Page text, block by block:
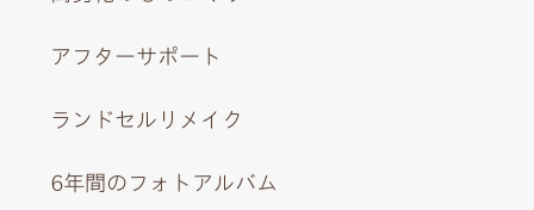
アフターサポート
ランドセルリメイク
6年間のフォトアルバム